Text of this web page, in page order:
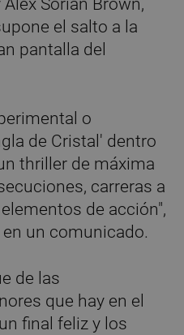
Sorian Brown,
el salto a la
pantalla del
o
de Cristal' dentro
thriller de máxima
carreras a
de acción",
un comunicado.
de las
que hay en el
final feliz y los